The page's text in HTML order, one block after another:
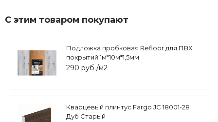
С этим товаром покупают
Подложка пробковая Refloor для ПВХ
покрытий 1м*10м*1,5мм
290 руб./м2
Кварцевый плинтус Fargo JC 18001-28
Дуб Старый